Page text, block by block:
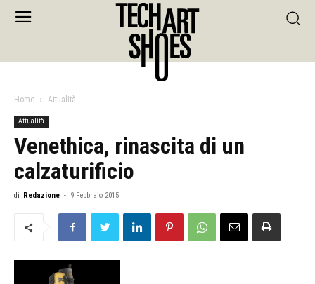
Home Attualità
Attualità
Venethica, rinascita di un
calzaturificio
di Redazione - 9 Febbraio 2015